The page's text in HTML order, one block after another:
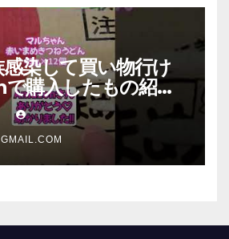
染して買い物行け
購入したもの紹